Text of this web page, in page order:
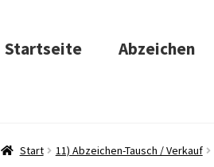
Startseite Abzeichen
Start 11) Abzeichen-Tausch / Verkauf